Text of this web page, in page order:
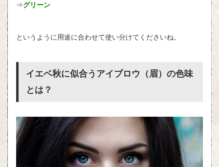
⇒グリーン
というように用途に合わせて使い分けてくださいね。
イエベ秋に似合うアイブロウ（眉）の色味
とは？